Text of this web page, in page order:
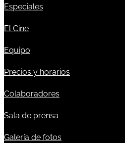
Especiales
El Cine
Equipo
Precios y horarios
Colaboradores
Sala de prensa
Galería de fotos